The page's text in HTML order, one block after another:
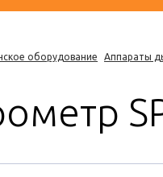
оборудование Аппараты